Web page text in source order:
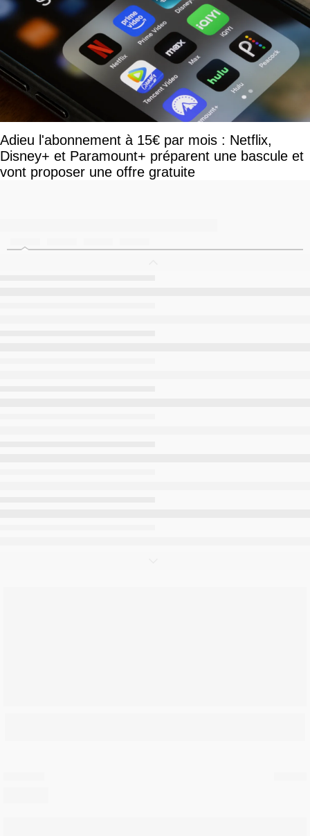
Adieu l'abonnement à 15€ par mois : Netflix,
Disney+ et Paramount+ préparent une bascule et
vont proposer une offre gratuite